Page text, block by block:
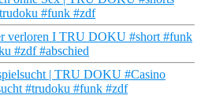
#funk #zdf
verloren I TRU DOKU #short #funk
#zdf #abschied
| TRU DOKU #Casino
#trudoku #funk #zdf